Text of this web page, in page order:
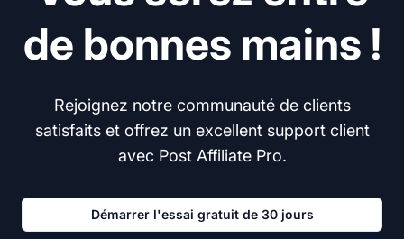
de bonnes mains !
Rejoignez notre communauté de clients
satisfaits et offrez un excellent support client
avec Post Affiliate Pro.
Démarrer l'essai gratuit de 30 jours